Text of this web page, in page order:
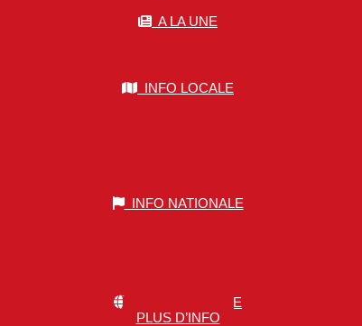
A LA UNE
INFO LOCALE
INFO NATIONALE
INFO MONDIALE
PLUS D’INFO